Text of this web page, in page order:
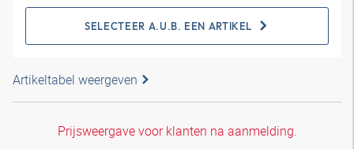
SELECTEER A.U.B. EEN ARTIKEL
Artikeltabel weergeven
Prijsweergave voor klanten na aanmelding.